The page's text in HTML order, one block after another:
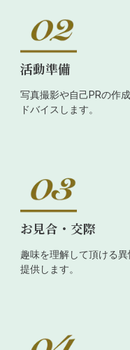
活動準備
写真撮影や自己PRの作
ドバイスします。
お見合・交際
趣味を理解して頂ける
提供します。